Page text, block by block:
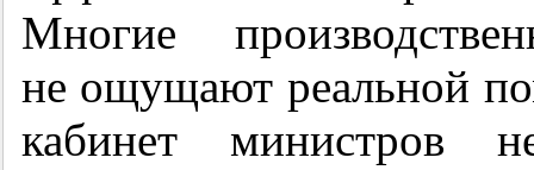
Многие
не ощущают реальной
кабинет министров